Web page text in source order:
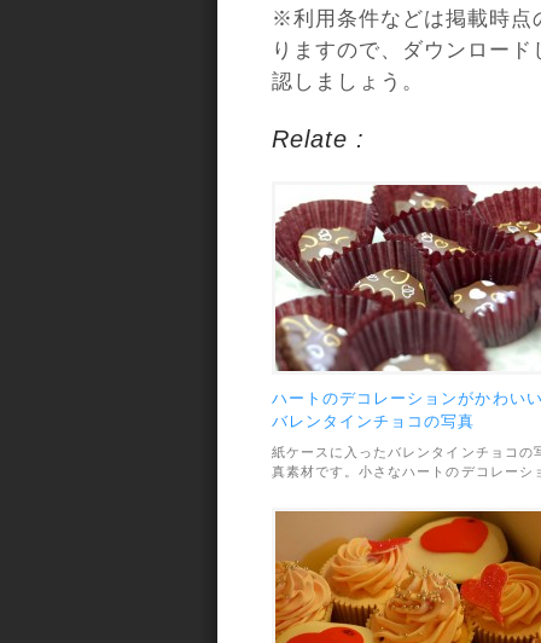
※利用条件などは掲載時点
りますので、ダウンロー
認しましょう。
Relate :
ハートのデコレーションがかわい
バレンタインチョコの写真
紙ケースに入ったバレンタインチョコの
真素材です。小さなハートのデコレーシ
JPEGで、画像サイズは1600×1061pxで
す。利用範囲については、個人でも商用
も使えます。